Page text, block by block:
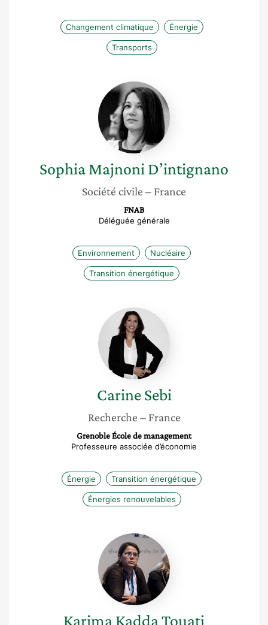
Changement climatique Énergie
Transports
Sophia
Majnoni
D’intignano
SophiaMajnoni D’intignano
Société civile – France
FNAB
Déléguée générale
Environnement Nucléaire
Transition énergétique
Carine
Sebi
Carine Sebi
Recherche – France
Grenoble École de management
Professeure associée d’économie
Énergie Transition énergétique
Énergies renouvelables
Karima
Kadda
Touati
Bergheul
KarimaKadda Touati